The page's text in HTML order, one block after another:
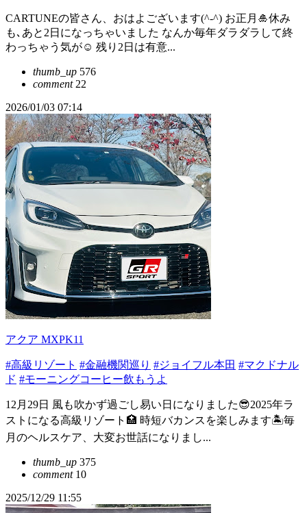
CARTUNEの皆さん、おはよございます(^-^) お正月🎍休み
も､あと2日になっちゃいました なんか毎年ダラダラして終
わっちゃう気が☺️ 残り2日は有意...
thumb_up 576
comment22
2026/01/03 07:14
アクア MXPK11
#高級リゾート #金融機関巡り #ジョイフル本田 #マクドナル
ド #モーニングコーヒー飲もうよ
12月29日 風も吹かず過ごし易い日になりました😎2025年ラ
ストになる高級リゾート🏥 時短バカンスを楽しみます🏝️毎
月のヘルスケア、大変お世話になりまし...
thumb_up 375
comment10
2025/12/29 11:55